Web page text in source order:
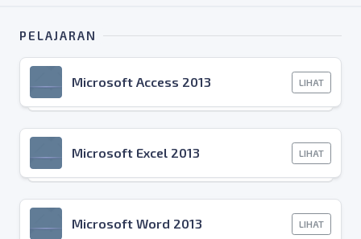
PELAJARAN
Microsoft Access 2013 LIHAT
Microsoft Excel 2013 LIHAT
Microsoft Word 2013 LIHAT